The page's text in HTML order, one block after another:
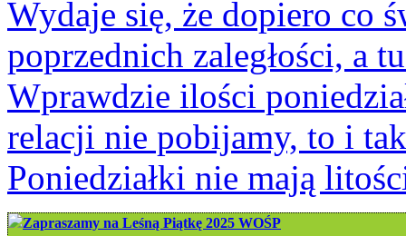
Wydaje się, że dopiero co
poprzednich zaległości, a
Wprawdzie ilości
relacji nie pobijamy, to i
Poniedziałki nie mają
Zapraszamy na Leśną Piątkę 2025 WOŚP